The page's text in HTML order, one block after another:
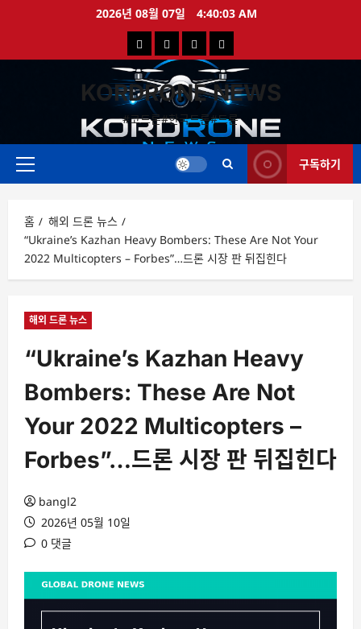
로
2026년 08월 07일 4:40:03 AM
국
내
드
론
뉴
해
외
드
론
뉴
드
영
상
드
론
특
가
KORDRONE NEWS
#코드론#한국드론#드론
주
구독하기
홈
해외 드론 뉴스
“Ukraine’s Kazhan Heavy Bombers: These Are Not Your
2022 Multicopters – Forbes”…드론 시장 판 뒤집힌다
해외 드론 뉴스
“Ukraine’s Kazhan Heavy
Bombers: These Are Not
Your 2022 Multicopters –
Forbes”…드론 시장 판 뒤집힌다
bangl2
2026년 05월 10일
0 댓글